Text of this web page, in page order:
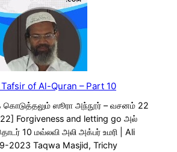
of Al-Quran – Part 10
கொடுத்தலும் ஸூரா அந்நூர் – வசனம் 22
Forgiveness and letting go அல்
10 மவ்லவி அலி அக்பர் உமரி | Ali
2023 Taqwa Masjid, Trichy